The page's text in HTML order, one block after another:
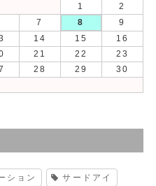
1
2
7 8
9
14 15
16
21 22
23
28 29
30
ション サードアイ